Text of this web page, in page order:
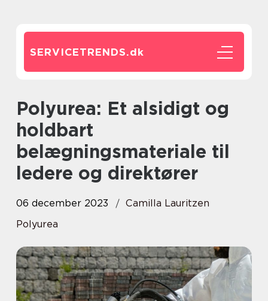
SERVICETRENDS.dk
Polyurea: Et alsidigt og
holdbart
belægningsmateriale til
ledere og direktører
06 december 2023
Camilla Lauritzen
Polyurea